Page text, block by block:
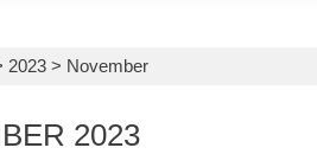
2023 > November
2023